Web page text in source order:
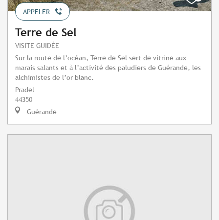
APPELER
Terre de Sel
VISITE GUIDÉE
Sur la route de l’océan, Terre de Sel sert de vitrine aux
marais salants et à l’activité des paludiers de Guérande, les
alchimistes de l’or blanc.
Pradel
44350
Guérande